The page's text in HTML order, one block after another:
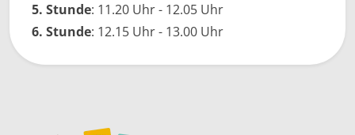
5. Stunde: 11.20 Uhr - 12.05 Uhr
6. Stunde: 12.15 Uhr - 13.00 Uhr